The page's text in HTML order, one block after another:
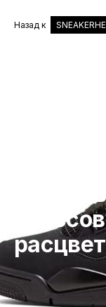
Назад к
Jordan